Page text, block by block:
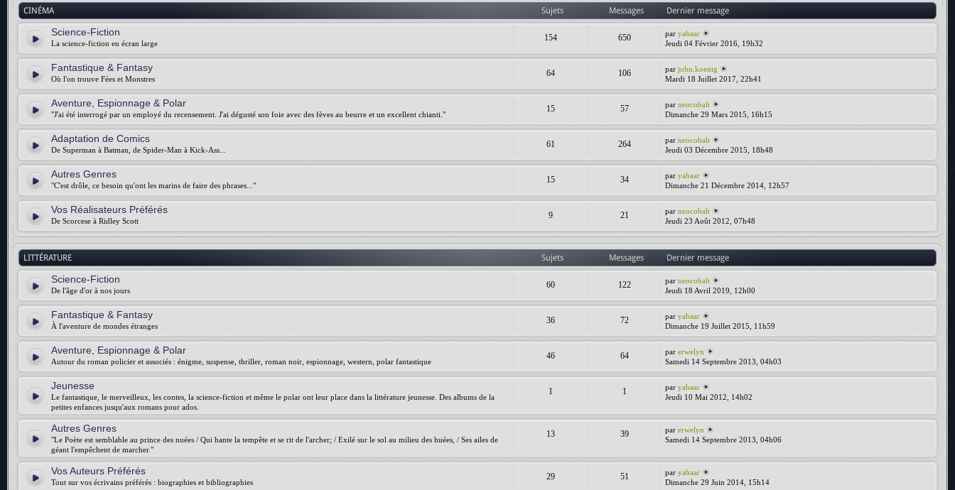
CINÉMA Sujets Messages Dernier message
Science-Fiction
La science-fiction en écran large
154 650 paryabaar
Jeudi 04 Février 2016, 19h32
Fantastique & Fantasy
Où l'on trouve Fées et Monstres
64 106 parjohn.koenig
Mardi 18 Juillet 2017, 22h41
Aventure, Espionnage & Polar
"J'ai été interrogé par un employé du recensement. J'ai dégusté son foie avec des fèves au beurre et un excellent chianti."
15 57 parneocobalt
Dimanche 29 Mars 2015, 16h15
Adaptation de Comics
De Superman à Batman, de Spider-Man à Kick-Ass...
61 264 parneocobalt
Jeudi 03 Décembre 2015, 18h48
Autres Genres
"C'est drôle, ce besoin qu'ont les marins de faire des phrases..."
15 34 paryabaar
Dimanche 21 Décembre 2014, 12h57
Vos Réalisateurs Préférés
De Scorcese à Ridley Scott
9 21 parneocobalt
Jeudi 23 Août 2012, 07h48
LITTÉRATURE Sujets Messages Dernier message
Science-Fiction
De l'âge d'or à nos jours
60 122 parneocobalt
Jeudi 18 Avril 2019, 12h00
Fantastique & Fantasy
À l'aventure de mondes étranges
36 72 paryabaar
Dimanche 19 Juillet 2015, 11h59
Aventure, Espionnage & Polar
Autour du roman policier et associés : énigme, suspense, thriller, roman noir, espionnage, western, polar fantastique
46 64 parerwelyn
Samedi 14 Septembre 2013, 04h03
Jeunesse
Le fantastique, le merveilleux, les contes, la science-fiction et même le polar ont leur place dans la littérature jeunesse. Des albums de la
petites enfances jusqu'aux romans pour ados.
1 1 paryabaar
Jeudi 10 Mai 2012, 14h02
Autres Genres
"Le Poète est semblable au prince des nuées / Qui hante la tempête et se rit de l'archer; / Exilé sur le sol au milieu des huées, / Ses ailes de
géant l'empêchent de marcher."
13 39 parerwelyn
Samedi 14 Septembre 2013, 04h06
Vos Auteurs Préférés
Tout sur vos écrivains préférés : biographies et bibliographies
29 51 paryabaar
Dimanche 29 Juin 2014, 15h14